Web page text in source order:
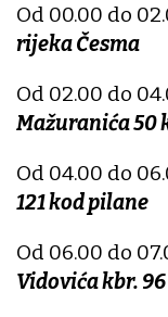
Od 00.00 do
rijeka Česma
Od 02.00 do
Mažuranića 50
Od 04.00 do
121 kod pilane
Od 06.00 do
Vidovića kbr.